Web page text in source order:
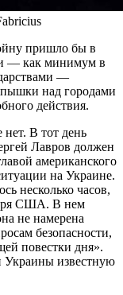
пришло бы в
— как минимум в
—
над городами
действия.
В тот день
Лавров должен
американского
на Украине.
несколько часов,
США. В нем
не намерена
безопасности,
повестки дня».
Украины известную